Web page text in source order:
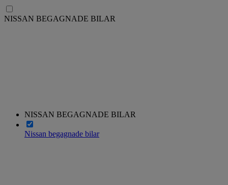
NISSAN BEGAGNADE BILAR
NISSAN BEGAGNADE BILAR
Nissan begagnade bilar